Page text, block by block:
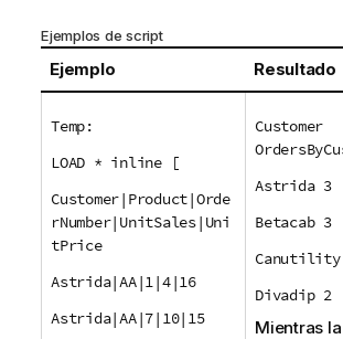
Ejemplos de script
Ejemplo Resultado
Temp:
LOAD * inline [
Customer|Product|Orde
rNumber|UnitSales|Uni
tPrice
Astrida|AA|1|4|16
Astrida|AA|7|10|15
Customer
Astrida 3
Betacab 3
Divadip 2
Mientras